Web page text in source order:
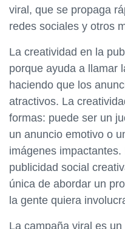
viral, que se propaga
redes sociales y otros
La creatividad en la
porque ayuda a llamar
haciendo que los
atractivos. La
formas: puede ser un
un anuncio emotivo o
imágenes
publicidad social
única de abordar un
la gente quiera
La campaña viral es